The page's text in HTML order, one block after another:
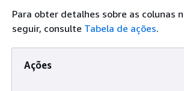
Para obter detalhes sobre as colunas
seguir, consulte Tabela de ações.
Ações